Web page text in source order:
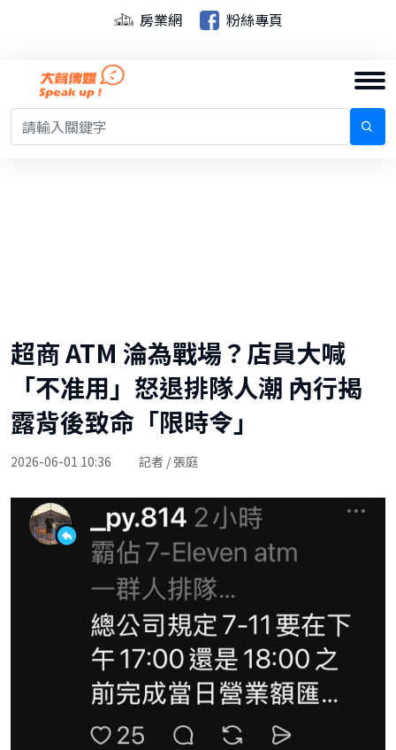
房業網 粉絲專頁
超商 ATM 淪為戰場？店員大喊
「不准用」怒退排隊人潮 內行揭
露背後致命「限時令」
2026-06-01 10:36 記者 / 張庭